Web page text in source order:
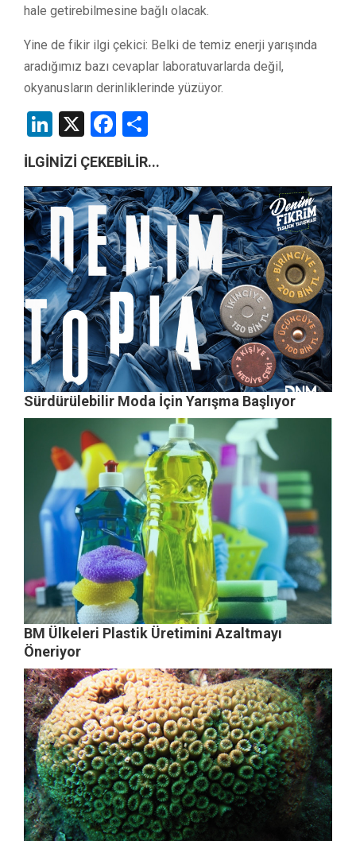
hale getirebilmesine bağlı olacak.
Yine de fikir ilgi çekici: Belki de temiz enerji yarışında
aradığımız bazı cevaplar laboratuvarlarda değil,
okyanusların derinliklerinde yüzüyor.
LinkedIn
X Facebook
İLGİNİZİ ÇEKEBİLİR...
Sürdürülebilir Moda İçin Yarışma Başlıyor
BM Ülkeleri Plastik Üretimini Azaltmayı
Öneriyor